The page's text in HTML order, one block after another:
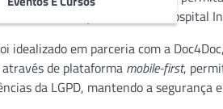
e Inovação do Sabará Hospital
idealizado em parceria com a
de plataforma mobile-first,
da LGPD, mantendo a segurança